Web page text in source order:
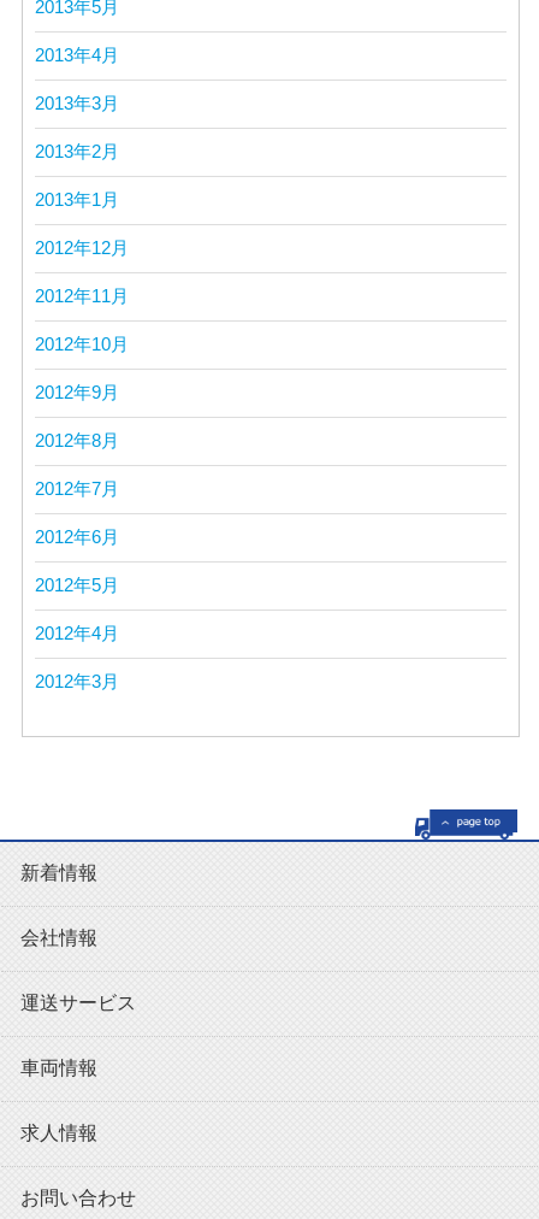
2013年5月
2013年4月
2013年3月
2013年2月
2013年1月
2012年12月
2012年11月
2012年10月
2012年9月
2012年8月
2012年7月
2012年6月
2012年5月
2012年4月
2012年3月
新着情報
会社情報
運送サービス
車両情報
求人情報
お問い合わせ